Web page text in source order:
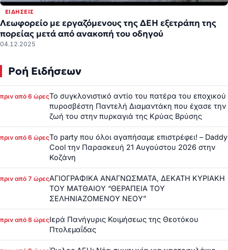
ΕΙΔΉΣΕΙΣ
Λεωφορείο με εργαζόμενους της ΔΕΗ εξετράπη της
πορείας μετά από ανακοπή του οδηγού
04.12.2025
Ροή Ειδήσεων
πριν από 6 ώρεςΤο συγκλονιστικό αντίο του πατέρα του εποχικού
πυροσβέστη Παντελή Διαμαντάκη που έχασε την
ζωή του στην πυρκαγιά της Κρύας Βρύσης
πριν από 6 ώρεςΤο party που όλοι αγαπήσαμε επιστρέφει! – Daddy
Cool την Παρασκευή 21 Αυγούστου 2026 στην
Κοζάνη
πριν από 7 ώρεςΑΓΙΟΓΡΑΦΙΚΑ ΑΝΑΓΝΩΣΜΑΤΑ, ΔΕΚΑΤΗ ΚΥΡΙΑΚΗ
ΤΟΥ ΜΑΤΘΑΙΟΥ “ΘΕΡΑΠΕΙΑ ΤΟΥ
ΣΕΛΗΝΙΑΖΟΜΕΝΟΥ ΝΕΟΥ”
πριν από 8 ώρεςΙερά Πανήγυρις Κοιμήσεως της Θεοτόκου
Πτολεμαΐδας